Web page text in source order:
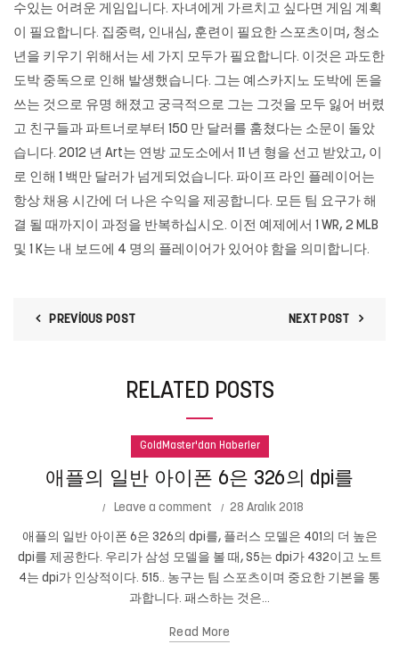
수있는 어려운 게임입니다. 자녀에게 가르치고 싶다면 게임 계획
이 필요합니다. 집중력, 인내심, 훈련이 필요한 스포츠이며, 청소
년을 키우기 위해서는 세 가지 모두가 필요합니다. 이것은 과도한
도박 중독으로 인해 발생했습니다. 그는 예스카지노 도박에 돈을
쓰는 것으로 유명 해졌고 궁극적으로 그는 그것을 모두 잃어 버렸
고 친구들과 파트너로부터 150 만 달러를 훔쳤다는 소문이 돌았
습니다. 2012 년 Art는 연방 교도소에서 11 년 형을 선고 받았고, 이
로 인해 1 백만 달러가 넘게되었습니다. 파이프 라인 플레이어는
항상 채용 시간에 더 나은 수익을 제공합니다. 모든 팀 요구가 해
결 될 때까지이 과정을 반복하십시오. 이전 예제에서 1 WR, 2 MLB
및 1 K는 ​​내 보드에 4 명의 플레이어가 있어야 함을 의미합니다.
PREVIOUS POST NEXT POST
RELATED POSTS
GoldMaster'dan Haberler
애플의 일반 아이폰 6은 326의 dpi를
Leave a comment 28 Aralık 2018
애플의 일반 아이폰 6은 326의 dpi를, 플러스 모델은 401의 더 높은
dpi를 제공한다. 우리가 삼성 모델을 볼 때, S5는 dpi가 432이고 노트
4는 dpi가 인상적이다. 515.. 농구는 팀 스포츠이며 중요한 기본을 통
과합니다. 패스하는 것은...
Read More